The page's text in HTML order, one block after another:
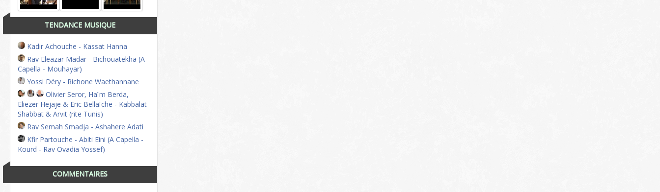
TENDANCE MUSIQUE
Kadir Achouche - Kassat Hanna
Rav Eleazar Madar - Bichouatekha (A
Capella - Mouhayar)
Yossi Déry - Richone Waethannane
Olivier Seror, Haïm Berda,
Eliezer Hejaje & Eric Bellaïche - Kabbalat
Shabbat & Arvit (rite Tunis)
Rav Semah Smadja - Ashahere Adati
Kfir Partouche - Abiti Eini (A Capella -
Kourd - Rav Ovadia Yossef)
COMMENTAIRES